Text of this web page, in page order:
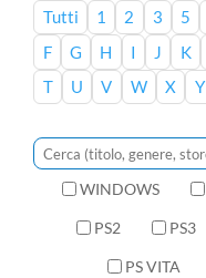
Tutti 1 2 3 5
F
G H I J K
T
U V W X Y
WINDOWS
PS2 PS3
PS VITA